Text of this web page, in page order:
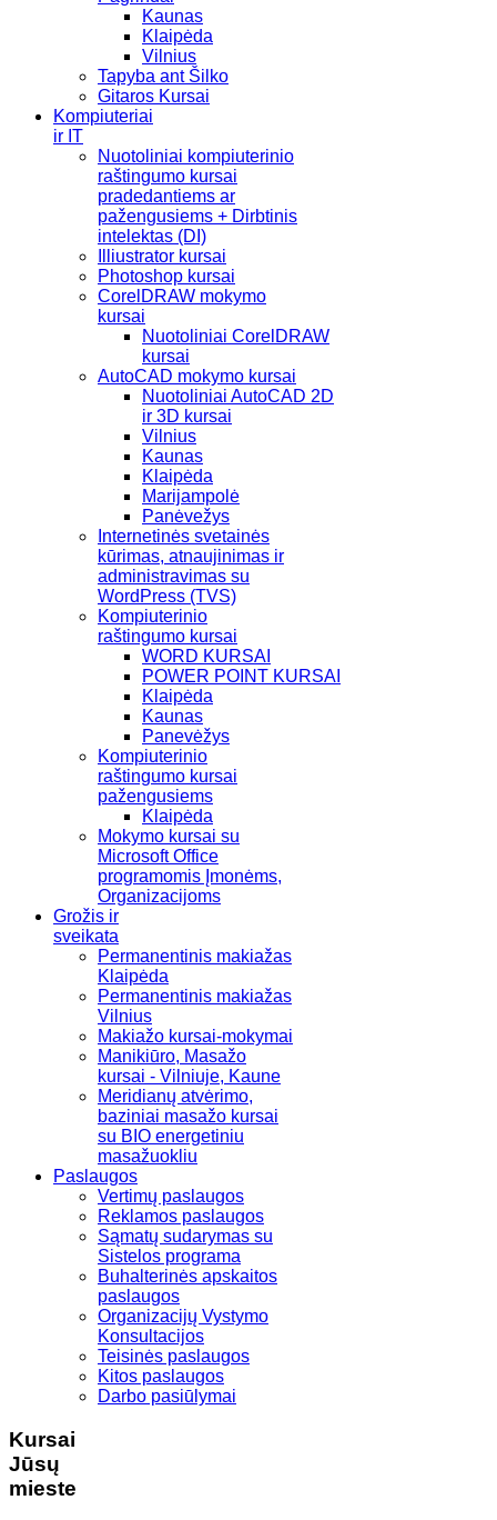
Kaunas
Klaipėda
Vilnius
Tapyba ant Šilko
Gitaros Kursai
Kompiuteriai
ir IT
Nuotoliniai kompiuterinio
raštingumo kursai
pradedantiems ar
pažengusiems + Dirbtinis
intelektas (DI)
Illiustrator kursai
Photoshop kursai
CorelDRAW mokymo
kursai
Nuotoliniai CorelDRAW
kursai
AutoCAD mokymo kursai
Nuotoliniai AutoCAD 2D
ir 3D kursai
Vilnius
Kaunas
Klaipėda
Marijampolė
Panėvežys
Internetinės svetainės
kūrimas, atnaujinimas ir
administravimas su
WordPress (TVS)
Kompiuterinio
raštingumo kursai
WORD KURSAI
POWER POINT KURSAI
Klaipėda
Kaunas
Panevėžys
Kompiuterinio
raštingumo kursai
pažengusiems
Klaipėda
Mokymo kursai su
Microsoft Office
programomis Įmonėms,
Organizacijoms
Grožis ir
sveikata
Permanentinis makiažas
Klaipėda
Permanentinis makiažas
Vilnius
Makiažo kursai-mokymai
Manikiūro, Masažo
kursai - Vilniuje, Kaune
Meridianų atvėrimo,
baziniai masažo kursai
su BIO energetiniu
masažuokliu
Paslaugos
Vertimų paslaugos
Reklamos paslaugos
Sąmatų sudarymas su
Sistelos programa
Buhalterinės apskaitos
paslaugos
Organizacijų Vystymo
Konsultacijos
Teisinės paslaugos
Kitos paslaugos
Darbo pasiūlymai
Kursai
Jūsų
mieste